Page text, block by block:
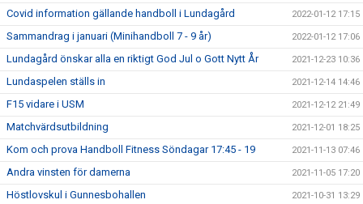
Covid information gällande handboll i Lundagård 2022-01-12 17:15
Sammandrag i januari (Minihandboll 7 - 9 år) 2022-01-12 17:06
Lundagård önskar alla en riktigt God Jul o Gott Nytt År 2021-12-23 10:36
Lundaspelen ställs in 2021-12-14 14:46
F15 vidare i USM 2021-12-12 21:49
Matchvärdsutbildning 2021-12-01 18:25
Kom och prova Handboll Fitness Söndagar 17:45 - 19 2021-11-13 07:46
Andra vinsten för damerna 2021-11-05 17:20
Höstlovskul i Gunnesbohallen 2021-10-31 13:29